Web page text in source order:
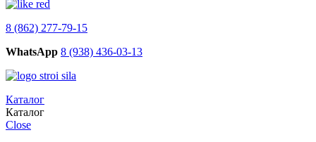
8 (862) 277-79-15
WhatsApp 8 (938) 436-03-13
Каталог
Каталог
Close